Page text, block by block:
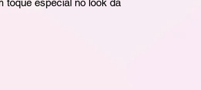
toque especial no look da